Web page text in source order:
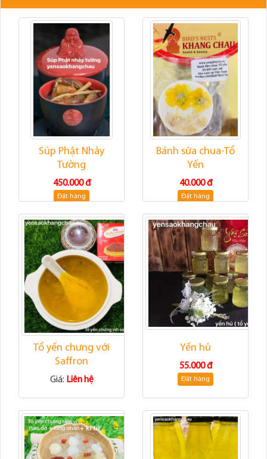
Súp Phật Nhảy
Tường
450.000 đ
Đặt hàng
Bánh sữa chua-Tổ
Yến
40.000 đ
Đặt hàng
Tổ yến chưng với
Saffron
Giá: Liên hệ
Yến hủ
55.000 đ
Đặt hàng